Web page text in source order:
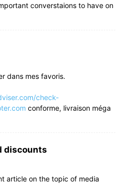
converstaions to have on
dans mes favoris.
check-
conforme, livraison méga
discounts
article on the topic of media